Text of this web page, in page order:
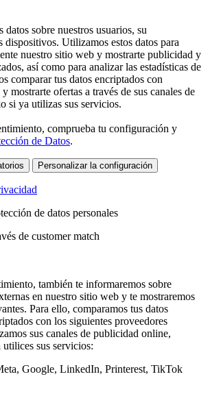
datos sobre nuestros usuarios, su
dispositivos. Utilizamos estos datos para
nuestro sitio web y mostrarte publicidad y
así como para analizar las estadísticas de
comparar tus datos encriptados con
mostrarte ofertas a través de sus canales de
si ya utilizas sus servicios.
comprueba tu configuración y
de Datos.
Personalizar la configuración
de datos personales
de customer match
también te informaremos sobre
en nuestro sitio web y te mostraremos
Para ello, comparamos tus datos
con los siguientes proveedores
sus canales de publicidad online,
utilices sus servicios:
Google, LinkedIn, Printerest, TikTok